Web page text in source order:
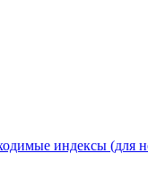
индексы (для